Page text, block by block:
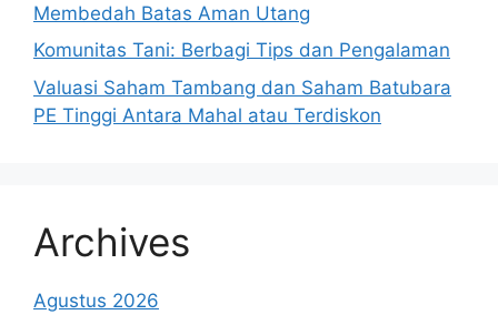
Membedah Batas Aman Utang
Komunitas Tani: Berbagi Tips dan Pengalaman
Valuasi Saham Tambang dan Saham Batubara
PE Tinggi Antara Mahal atau Terdiskon
Archives
Agustus 2026